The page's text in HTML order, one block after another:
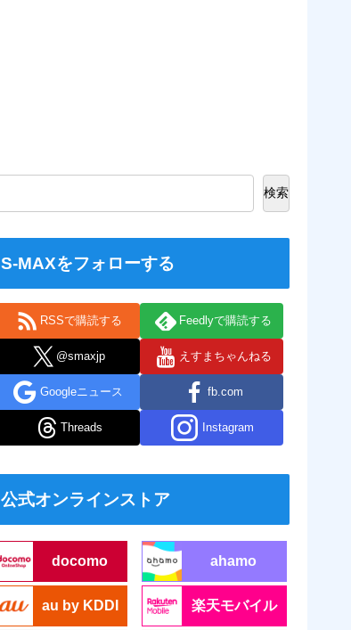
検索
S-MAXをフォローする
RSSで購読する Feedlyで購読する
@smaxjp えすまちゃんねる
Googleニュース fb.com
Threads Instagram
公式オンラインストア
docomo ahamo
au by KDDI 楽天モバイル